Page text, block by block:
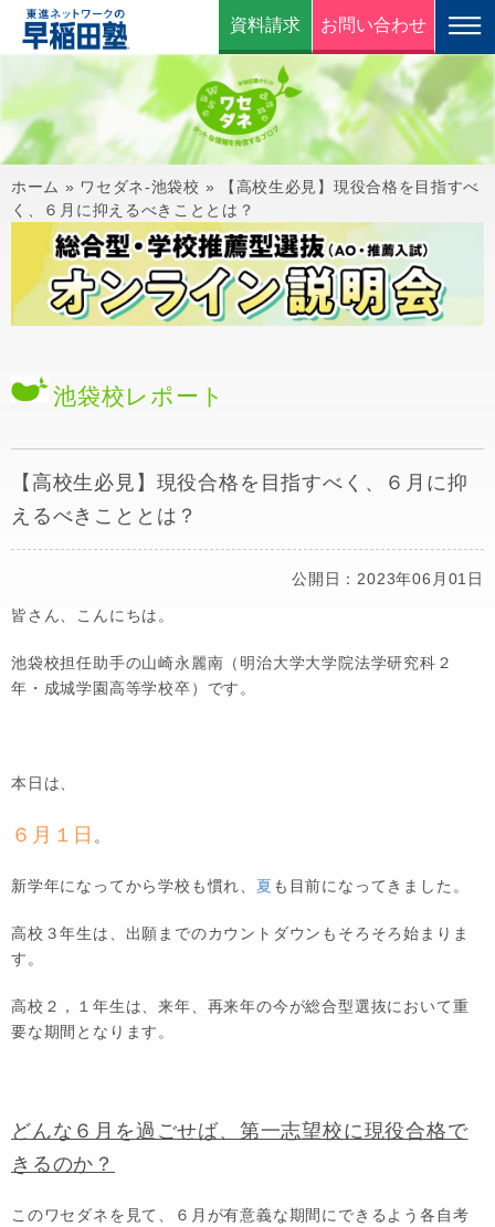
資料請求 お問い合わせ
ホーム » ワセダネ-池袋校 »
【高校生必見】現役合格を目指すべ
く、６月に抑えるべきこととは？
池袋校レポート
【高校生必見】現役合格を目指すべく、６月に抑
えるべきこととは？
公開日：2023年06月01日
皆さん、こんにちは。
池袋校担任助手の山崎永麗南（明治大学大学院法学研究科２
年・成城学園高等学校卒）です。
本日は、
６月１日 。
新学年になってから学校も慣れ、 夏 も目前になってきました。
高校３年生は、出願までのカウントダウンもそろそろ始まりま
す。
高校２，１年生は、来年、再来年の今が総合型選抜において重
要な期間となります。
どんな６月を過ごせば、第一志望校に現役合格で
きるのか？
このワセダネを見て、６月が有意義な期間にできるよう各自考